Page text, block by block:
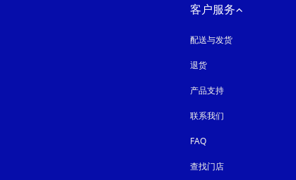
客户服务
配送与发货
退货
产品支持
联系我们
FAQ
查找门店